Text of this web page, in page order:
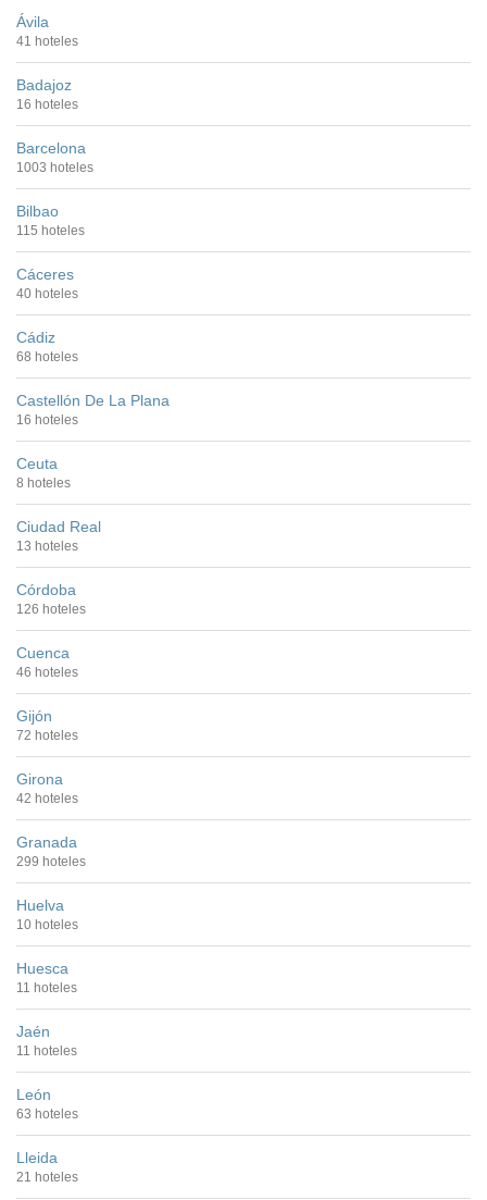
Ávila
41 hoteles
Badajoz
16 hoteles
Barcelona
1003 hoteles
Bilbao
115 hoteles
Cáceres
40 hoteles
Cádiz
68 hoteles
Castellón De La Plana
16 hoteles
Ceuta
8 hoteles
Ciudad Real
13 hoteles
Córdoba
126 hoteles
Cuenca
46 hoteles
Gijón
72 hoteles
Girona
42 hoteles
Granada
299 hoteles
Huelva
10 hoteles
Huesca
11 hoteles
Jaén
11 hoteles
León
63 hoteles
Lleida
21 hoteles